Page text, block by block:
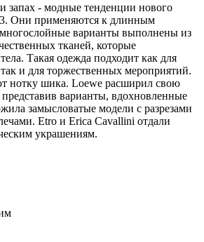
запах - модные тенденции нового
Они применяются к длинным
варианты выполнены из
тканей, которые
Такая одежда подходит как для
и для торжественных мероприятий.
нотку шика. Loewe расширил свою
варианты, вдохновленные
замысловатые модели с разрезами
Etro и Erica Cavallini отдали
украшениям.